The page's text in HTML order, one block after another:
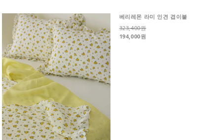
베리레몬 라미 인견 겹이불
323,400원
194,000원